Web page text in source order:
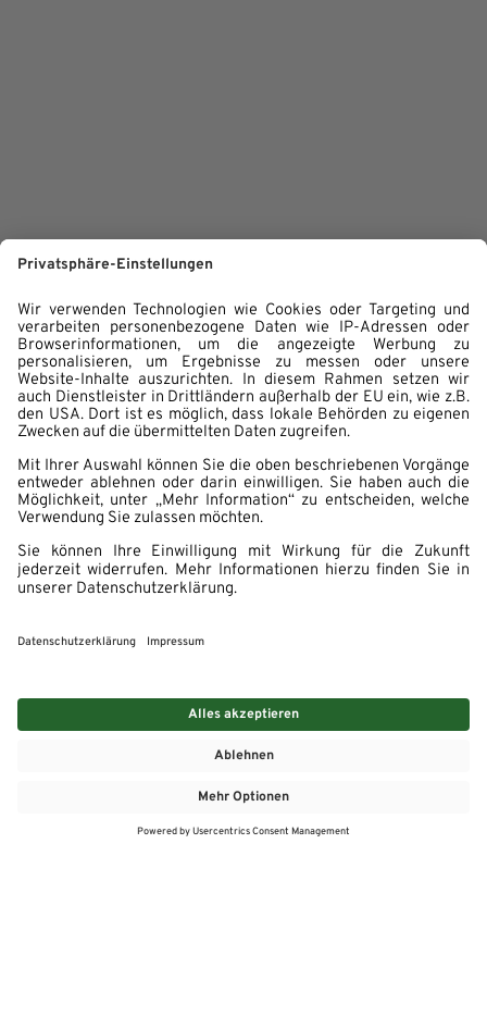
ANGEBOTE MEINWASGAU APP